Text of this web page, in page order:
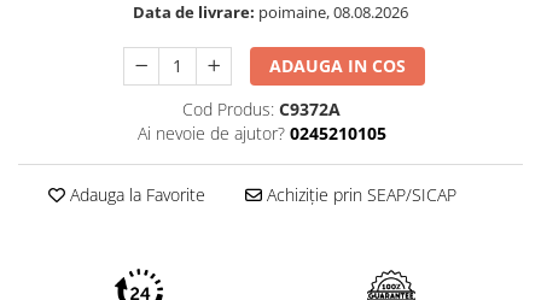
Imprimante 3D
Accesorii imprimante 3D
Laptopuri / notebookuri
Laptopuri gaming
Laptop-uri 2 in 1
Data de livrare: poimaine, 08.08.2026
ADAUGA IN COS
Cod Produs: C9372A
Ai nevoie de ajutor? 0245210105
Adauga la Favorite Achiziție prin SEAP/SICAP